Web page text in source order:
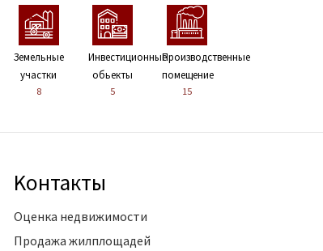
Земельные
участки
8
Инвестиционные
обьекты
5
Производственные
помещение
15
Kонтакты
Оценка недвижимости
Продажа жилплощадей